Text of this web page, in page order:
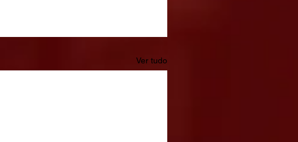
Ver tudo